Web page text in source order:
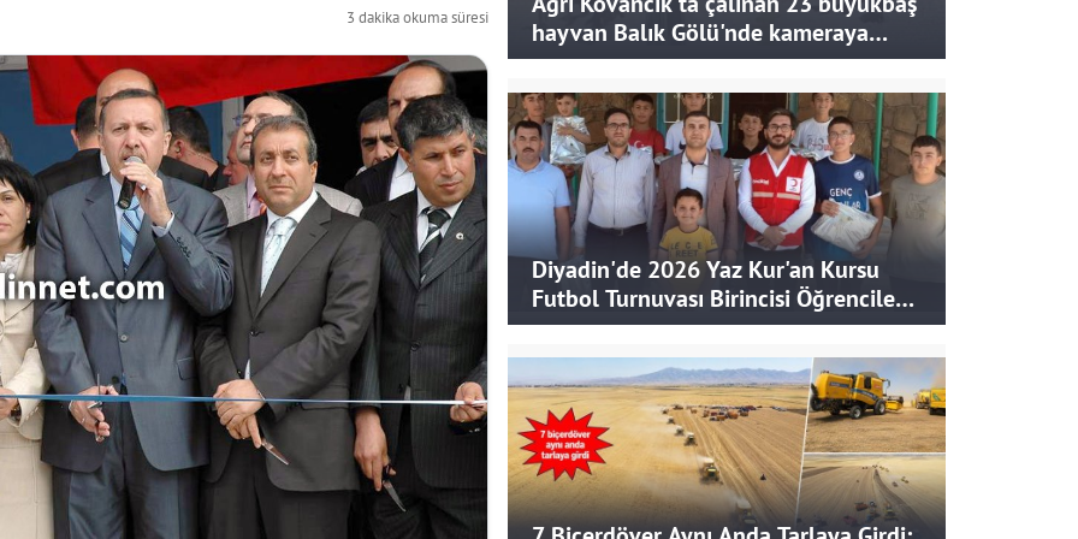
3 dakika okuma süresi
hayvan Balık Gölü'nde kameraya
takıldı
Diyadin'de 2026 Yaz Kur'an Kursu
Futbol Turnuvası Birincisi Öğrencilere
Hediye